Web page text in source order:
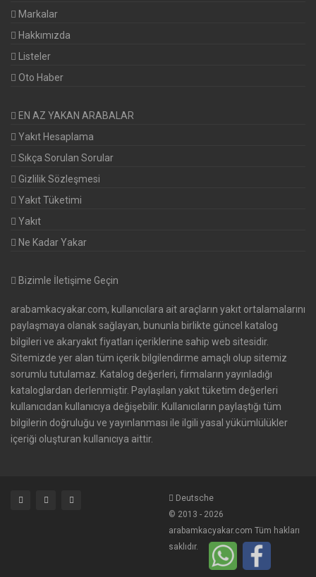
Markalar
Hakkımızda
Listeler
Oto Haber
EN AZ YAKAN ARABALAR
Yakıt Hesaplama
Sıkça Sorulan Sorular
Gizlilik Sözleşmesi
Yakıt Tüketimi
Yakıt
Ne Kadar Yakar
Bizimle İletişime Geçin
arabamkacyakar.com, kullanıcılara ait araçların yakıt ortalamalarını
paylaşmaya olanak sağlayan, bununla birlikte güncel katalog
bilgileri ve akaryakıt fiyatları içeriklerine sahip web sitesidir.
Sitemizde yer alan tüm içerik bilgilendirme amaçlı olup sitemiz
sorumlu tutulamaz. Katalog değerleri, firmaların yayınladığı
kataloglardan derlenmiştir. Paylaşılan yakıt tüketim değerleri
kullanıcıdan kullanıcıya değişebilir. Kullanıcıların paylaştığı tüm
bilgilerin doğruluğu ve yayınlanması ile ilgili yasal yükümlülükler
içeriği oluşturan kullanıcıya aittir.
Deutsche
© 2013 - 2026
arabamkacyakar.com Tüm hakları
saklıdır.